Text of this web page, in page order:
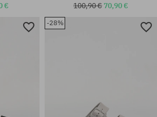
Dostupné veľkosti:
€ 100,90 € 70,90 €
-28%